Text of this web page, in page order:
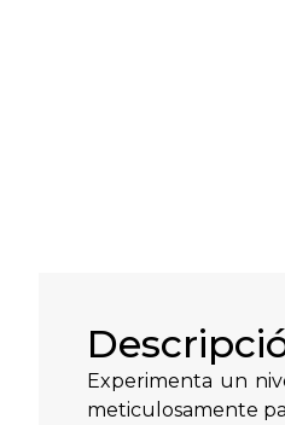
Experimenta un
meticulosamente